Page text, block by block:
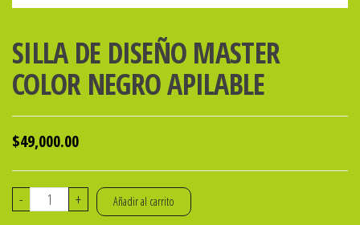
SILLA DE DISEÑO MASTER
COLOR NEGRO APILABLE
$49,000.00
-
SILLA
+ Añadir al carrito